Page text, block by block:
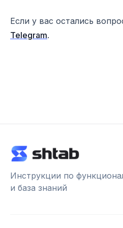
Если у вас остались
Telegram.
Инструкции по
и база знаний